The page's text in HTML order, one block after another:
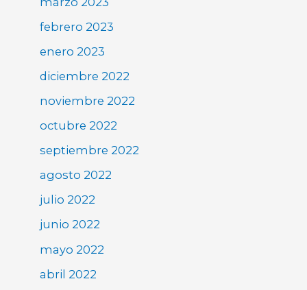
febrero 2023
enero 2023
diciembre 2022
noviembre 2022
octubre 2022
septiembre 2022
agosto 2022
julio 2022
junio 2022
mayo 2022
abril 2022